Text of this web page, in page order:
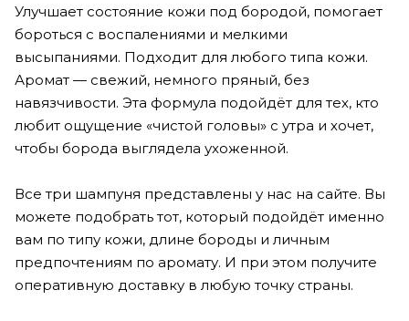
Улучшает состояние кожи под бородой, помогает
бороться с воспалениями и мелкими
высыпаниями. Подходит для любого типа кожи.
Аромат — свежий, немного пряный, без
навязчивости. Эта формула подойдёт для тех, кто
любит ощущение «чистой головы» с утра и хочет,
чтобы борода выглядела ухоженной.
Все три шампуня представлены у нас на сайте. Вы
можете подобрать тот, который подойдёт именно
вам по типу кожи, длине бороды и личным
предпочтениям по аромату. И при этом получите
оперативную доставку в любую точку страны.